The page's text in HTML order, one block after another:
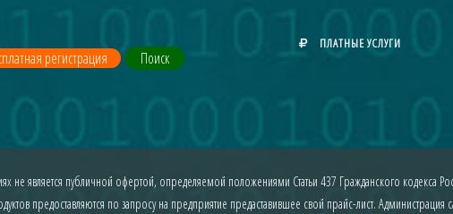
регистрация Поиск
ПЛАТНЫЕ УСЛУГИ
не является публичной офертой, определяемой положениями Статьи 437 Гражданского кодекса
предоставляются по запросу на предприятие предаставившее свой прайс-лист.